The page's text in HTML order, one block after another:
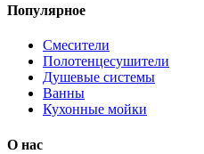
Популярное
Смесители
Полотенцесушители
Душевые системы
Ванны
Кухонные мойки
О нас